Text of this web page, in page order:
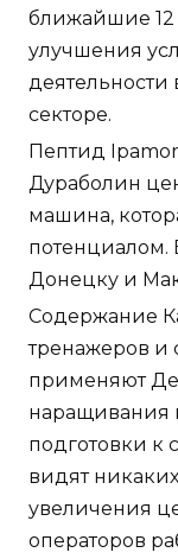
ближайшие 12
улучшения
деятельности
секторе.
Пептид
Дураболин
машина,
потенциалом.
Донецку и
Содержание
тренажеров и
применяют
наращивания
подготовки к
видят
увеличения
операторов